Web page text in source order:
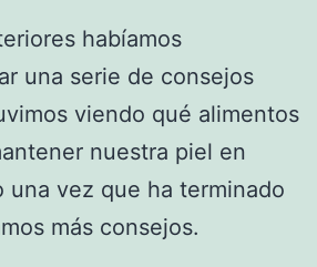
habíamos
una serie de consejos
viendo qué alimentos
nuestra piel en
una vez que ha terminado
más consejos.